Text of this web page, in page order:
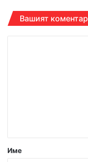
Вашият коментар
р
Име